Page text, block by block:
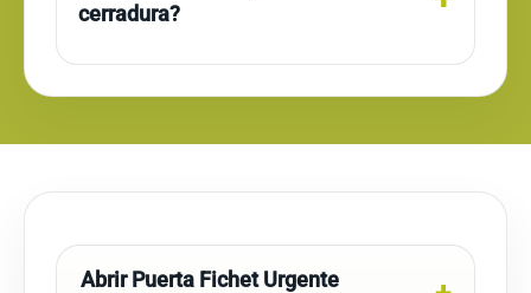
cerradura?
Abrir Puerta Fichet Urgente